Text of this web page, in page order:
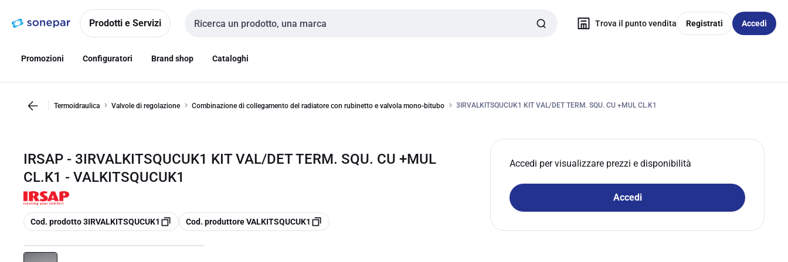
navigazionealla
Prodotti e Servizi
Cerca input
Trova il punto vendita Registrati Accedi
Promozioni Configuratori Brand shop Cataloghi
Termoidraulica Valvole di regolazione Combinazione di collegamento del radiatore con rubinetto e valvola mono-bitubo 3IRVALKITSQUCUK1 KIT VAL/DET TERM. SQU. CU +MUL CL.K1
IRSAP - 3IRVALKITSQUCUK1 KIT VAL/DET TERM. SQU. CU +MUL
CL.K1 - VALKITSQUCUK1
copia
Cod. prodotto 3IRVALKITSQUCUK1 copia
Cod. produttore VALKITSQUCUK1
Accedi per visualizzare prezzi e disponibilità
Accedi